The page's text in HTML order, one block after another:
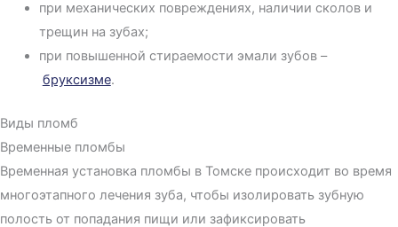
при механических повреждениях, наличии сколов и
трещин на зубах;
при повышенной стираемости эмали зубов –
бруксизме.
Виды пломб
Временные пломбы
Временная установка пломбы в Томске происходит во время
многоэтапного лечения зуба, чтобы изолировать зубную
полость от попадания пищи или зафиксировать